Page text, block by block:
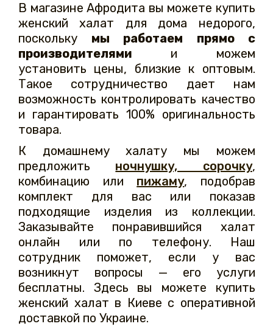
В магазине Афродита вы можете купить
женский халат для дома недорого,
поскольку мы работаем прямо с
производителями и можем
установить цены, близкие к оптовым.
Такое сотрудничество дает нам
возможность контролировать качество
и гарантировать 100% оригинальность
товара.
К домашнему халату мы можем
предложить ночнушку, сорочку,
комбинацию или пижаму, подобрав
комплект для вас или показав
подходящие изделия из коллекции.
Заказывайте понравившийся халат
онлайн или по телефону. Наш
сотрудник поможет, если у вас
возникнут вопросы — его услуги
бесплатны. Здесь вы можете купить
женский халат в Киеве с оперативной
доставкой по Украине.